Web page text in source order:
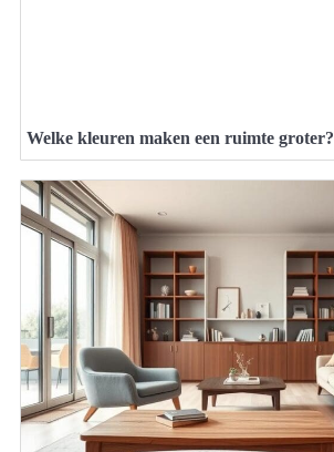
Welke kleuren maken een ruimte groter?